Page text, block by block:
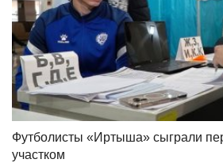
Футболисты «Иртыша» сыграли
участком